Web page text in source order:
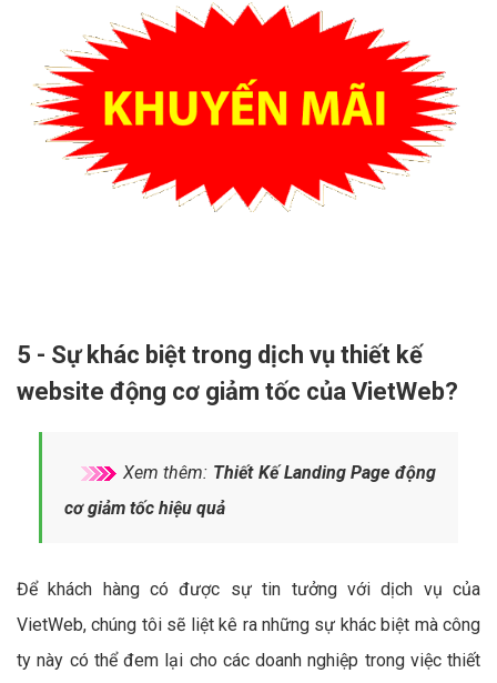
5 - Sự khác biệt trong dịch vụ thiết kế
website động cơ giảm tốc của VietWeb?
Xem thêm: Thiết Kế Landing Page động
cơ giảm tốc hiệu quả
Để khách hàng có được sự tin tưởng với dịch vụ của
VietWeb, chúng tôi sẽ liệt kê ra những sự khác biệt mà công
ty này có thể đem lại cho các doanh nghiệp trong việc thiết